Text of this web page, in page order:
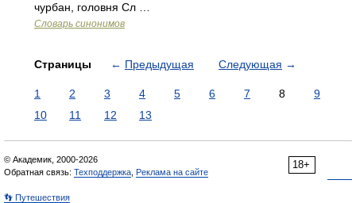
чурбан, головня Сл …
Словарь синонимов
Страницы ← Предыдущая Следующая →
1 2 3 4 5 6 7 8
9
10
11 12 13
18+
© Академик, 2000-2026
Обратная связь: Техподдержка Реклама на сайте
👣 Путешествия